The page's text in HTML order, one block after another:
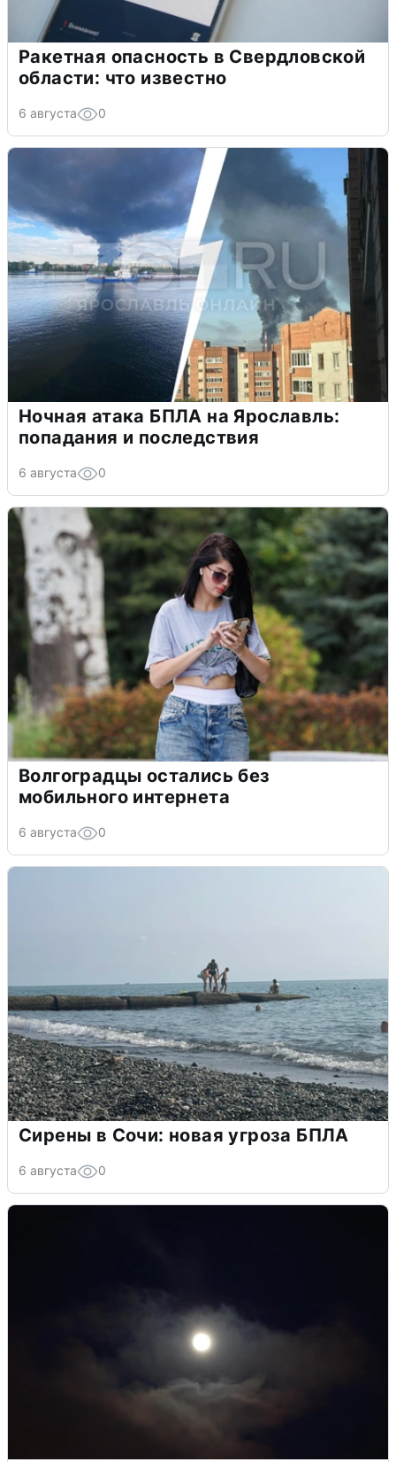
Ракетная опасность в Свердловской
области: что известно
6 августа 0
Ночная атака БПЛА на Ярославль:
попадания и последствия
6 августа 0
Волгоградцы остались без
мобильного интернета
6 августа 0
Сирены в Сочи: новая угроза БПЛА
6 августа 0